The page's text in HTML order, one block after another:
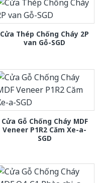
Cửa Thép Chống Cháy 2P
van Gỗ-SGD
Cửa Gỗ Chống Cháy MDF
Veneer P1R2 Căm Xe-a-
SGD